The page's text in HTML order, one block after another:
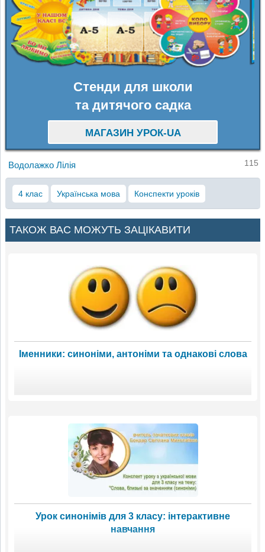
Стенди для школи
та дитячого садка
МАГАЗИН УРОК-UA
Водолажко Лілія 115
4 клас Українська мова Конспекти уроків
ТАКОЖ ВАС МОЖУТЬ ЗАЦІКАВИТИ
Іменники: синоніми, антоніми та однакові слова
Урок синонімів для 3 класу: інтерактивне
навчання